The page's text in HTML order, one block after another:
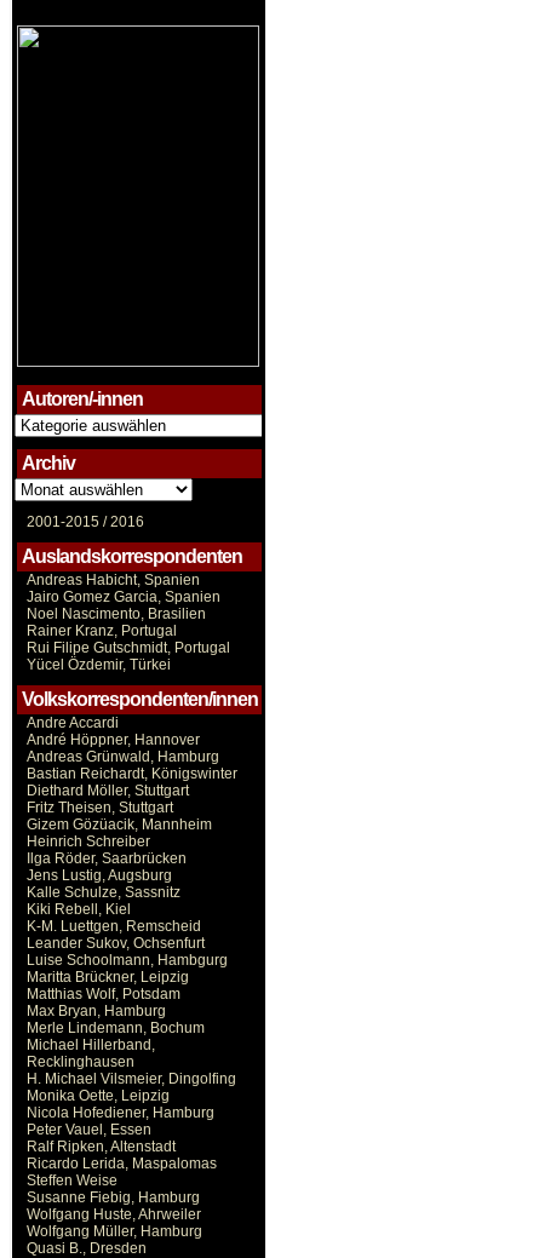
Autoren/-innen
Autoren/-
innen
Archiv
Archiv
2001-2015 /2016
Auslandskorrespondenten
Andreas Habicht, Spanien
Jairo Gomez Garcia, Spanien
Noel Nascimento, Brasilien
Rainer Kranz, Portugal
Rui Filipe Gutschmidt, Portugal
Yücel Özdemir, Türkei
Volkskorrespondenten/innen
Andre Accardi
André Höppner, Hannover
Andreas Grünwald, Hamburg
Bastian Reichardt, Königswinter
Diethard Möller, Stuttgart
Fritz Theisen, Stuttgart
Gizem Gözüacik, Mannheim
Heinrich Schreiber
Ilga Röder, Saarbrücken
Jens Lustig, Augsburg
Kalle Schulze, Sassnitz
Kiki Rebell, Kiel
K-M. Luettgen, Remscheid
Leander Sukov, Ochsenfurt
Luise Schoolmann, Hambgurg
Maritta Brückner, Leipzig
Matthias Wolf, Potsdam
Max Bryan, Hamburg
Merle Lindemann, Bochum
Michael Hillerband,
Recklinghausen
H. Michael Vilsmeier, Dingolfing
Monika Oette, Leipzig
Nicola Hofediener, Hamburg
Peter Vauel, Essen
Ralf Ripken, Altenstadt
Ricardo Lerida, Maspalomas
Steffen Weise
Susanne Fiebig, Hamburg
Wolfgang Huste, Ahrweiler
Wolfgang Müller, Hamburg
Quasi B., Dresden